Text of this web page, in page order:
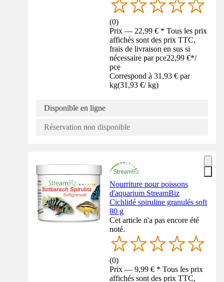
(0)
Prix — 22,99 € * Tous les prix
affichés sont des prix TTC,
frais de livraison en sus si
nécessaire par pce22,99 €*/
pce
Correspond à 31,93 € par
kg(31,93 €/ kg)
Disponible en ligne
Réservation non disponible
Nourriture pour poissons
d'aquarium StreamBiz
Cichlidé spiruline granulés soft
80 g
Cet article n'a pas encore été
noté.
(0)
Prix — 9,99 € * Tous les prix
affichés sont des prix TTC,